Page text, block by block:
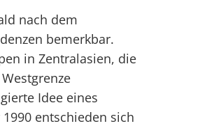
nach dem
bemerkbar.
in Zentralasien, die
Idee eines
entschieden sich